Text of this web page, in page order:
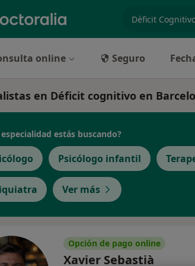
especialidad,
online Seguro
en Déficit cognitivo en
especialidad estás buscando?
Psicólogo infantil
Ver más
Opción de pago online
Xavier Sebastià